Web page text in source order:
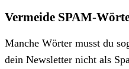
Vermeide SPAM-
Manche Wörter musst du
dein Newsletter nicht als